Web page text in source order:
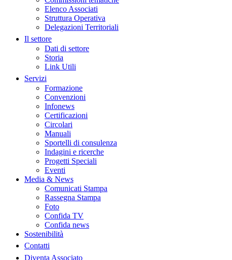
Elenco Associati
Struttura Operativa
Delegazioni Territoriali
Il settore
Dati di settore
Storia
Link Utili
Servizi
Formazione
Convenzioni
Infonews
Certificazioni
Circolari
Manuali
Sportelli di consulenza
Indagini e ricerche
Progetti Speciali
Eventi
Media & News
Comunicati Stampa
Rassegna Stampa
Foto
Confida TV
Confida news
Sostenibilità
Contatti
Diventa Associato